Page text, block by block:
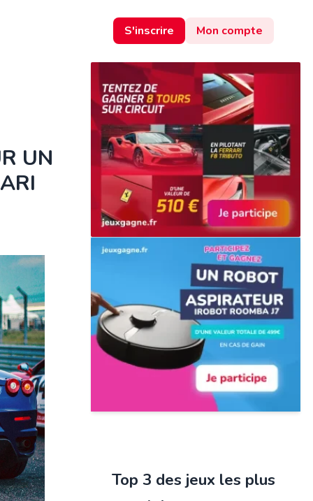
S'inscrire Mon compte
UN
Top 3 des jeux les plus